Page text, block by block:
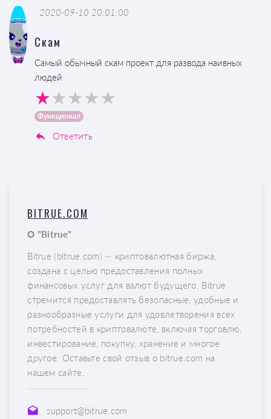
2020-09-10 20:01:00
Скам
Самый обычный скам проект для развода наивных
людей
Функционал
Ответить
BITRUE.COM
О "Вitrue"
Вitrue (bitrue.com) — криптовалютная биржа,
создана с целью предоставления полных
финансовых услуг для валют будущего. Вitrue
стремится предоставлять безопасные, удобные и
разнообразные услуги для удовлетворения всех
потребностей в криптовалюте, включая торговлю,
инвестирование, покупку, хранение и многое
другое. Оставьте свой отзыв о bitrue.com на
нашем сайте.
support@bitrue.com